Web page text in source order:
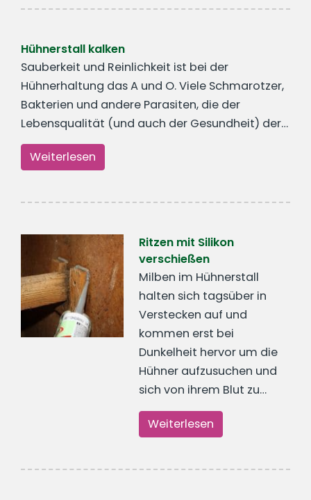
Hühnerstall kalken
Sauberkeit und Reinlichkeit ist bei der
Hühnerhaltung das A und O. Viele Schmarotzer,
Bakterien und andere Parasiten, die der
Lebensqualität (und auch der Gesundheit) der…
Weiterlesen
Ritzen mit Silikon
verschießen
Milben im Hühnerstall
halten sich tagsüber in
Verstecken auf und
kommen erst bei
Dunkelheit hervor um die
Hühner aufzusuchen und
sich von ihrem Blut zu…
Weiterlesen